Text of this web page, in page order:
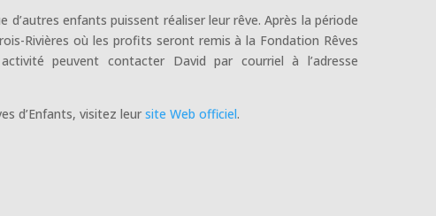
enfants puissent réaliser leur rêve. Après la période
Rivières où les profits seront remis à la Fondation Rêves
peuvent contacter David par courriel à l’adresse
d’Enfants, visitez leursite Web officiel.